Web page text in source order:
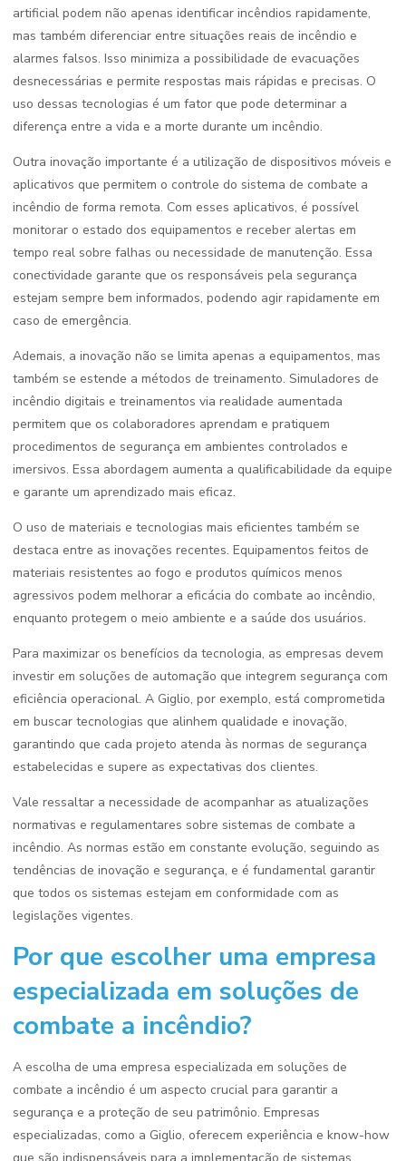
artificial podem não apenas identificar incêndios rapidamente,
mas também diferenciar entre situações reais de incêndio e
alarmes falsos. Isso minimiza a possibilidade de evacuações
desnecessárias e permite respostas mais rápidas e precisas. O
uso dessas tecnologias é um fator que pode determinar a
diferença entre a vida e a morte durante um incêndio.
Outra inovação importante é a utilização de dispositivos móveis e
aplicativos que permitem o controle do sistema de combate a
incêndio de forma remota. Com esses aplicativos, é possível
monitorar o estado dos equipamentos e receber alertas em
tempo real sobre falhas ou necessidade de manutenção. Essa
conectividade garante que os responsáveis pela segurança
estejam sempre bem informados, podendo agir rapidamente em
caso de emergência.
Ademais, a inovação não se limita apenas a equipamentos, mas
também se estende a métodos de treinamento. Simuladores de
incêndio digitais e treinamentos via realidade aumentada
permitem que os colaboradores aprendam e pratiquem
procedimentos de segurança em ambientes controlados e
imersivos. Essa abordagem aumenta a qualificabilidade da equipe
e garante um aprendizado mais eficaz.
O uso de materiais e tecnologias mais eficientes também se
destaca entre as inovações recentes. Equipamentos feitos de
materiais resistentes ao fogo e produtos químicos menos
agressivos podem melhorar a eficácia do combate ao incêndio,
enquanto protegem o meio ambiente e a saúde dos usuários.
Para maximizar os benefícios da tecnologia, as empresas devem
investir em soluções de automação que integrem segurança com
eficiência operacional. A Giglio, por exemplo, está comprometida
em buscar tecnologias que alinhem qualidade e inovação,
garantindo que cada projeto atenda às normas de segurança
estabelecidas e supere as expectativas dos clientes.
Vale ressaltar a necessidade de acompanhar as atualizações
normativas e regulamentares sobre sistemas de combate a
incêndio. As normas estão em constante evolução, seguindo as
tendências de inovação e segurança, e é fundamental garantir
que todos os sistemas estejam em conformidade com as
legislações vigentes.
Por que escolher uma empresa
especializada em soluções de
combate a incêndio?
A escolha de uma empresa especializada em soluções de
combate a incêndio é um aspecto crucial para garantir a
segurança e a proteção de seu patrimônio. Empresas
especializadas, como a Giglio, oferecem experiência e know-how